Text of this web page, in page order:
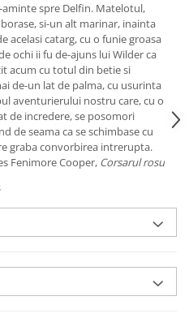
spre Delfin. Matelotul,
si-un alt marinar, inainta
acelasi catarg, cu o funie groasa
ochi ii fu de-ajuns lui Wilder ca
acum cu totul din betie si
de-un lat de palma, cu usurinta
aventurierului nostru care, cu o
de incredere, se posomori
de seama ca se schimbase cu
graba convorbirea intrerupta.
Fenimore Cooper, Corsarul rosu